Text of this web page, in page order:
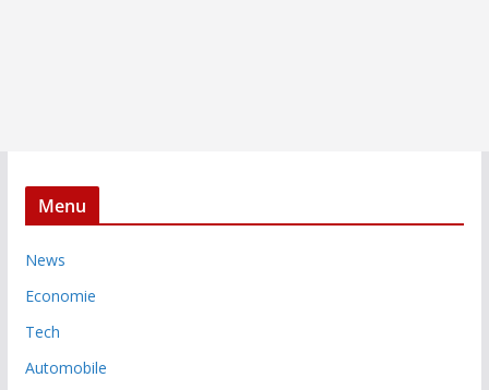
Menu
News
Economie
Tech
Automobile